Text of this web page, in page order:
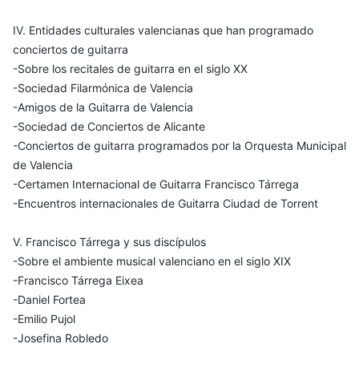
IV. Entidades culturales valencianas que han programado
conciertos de guitarra
-Sobre los recitales de guitarra en el siglo XX
-Sociedad Filarmónica de Valencia
-Amigos de la Guitarra de Valencia
-Sociedad de Conciertos de Alicante
-Conciertos de guitarra programados por la Orquesta Municipal
de Valencia
-Certamen Internacional de Guitarra Francisco Tárrega
-Encuentros internacionales de Guitarra Ciudad de Torrent
V. Francisco Tárrega y sus discípulos
-Sobre el ambiente musical valenciano en el siglo XIX
-Francisco Tárrega Eixea
-Daniel Fortea
-Emilio Pujol
-Josefina Robledo